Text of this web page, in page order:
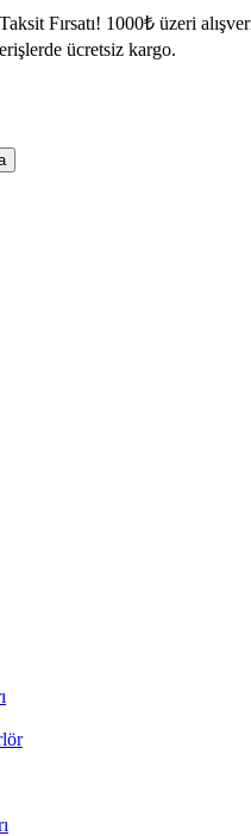
Fırsatı! 1000₺ üzeri
ücretsiz kargo.